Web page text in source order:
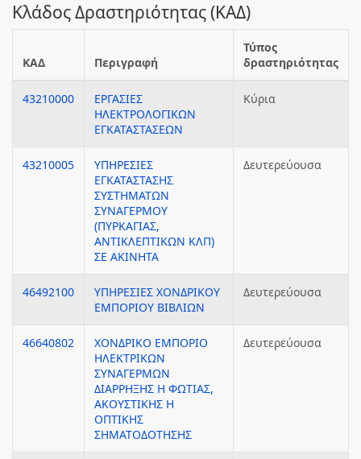
Κλάδος Δραστηριότητας (ΚΑΔ)
ΚΑΔ Περιγραφή
Τύπος
δραστηριότητας
43210000
ΕΡΓΑΣΙΕΣ
ΗΛΕΚΤΡΟΛΟΓΙΚΩΝ
ΕΓΚΑΤΑΣΤΑΣΕΩΝ
Κύρια
43210005
ΥΠΗΡΕΣΙΕΣ
ΕΓΚΑΤΑΣΤΑΣΗΣ
ΣΥΣΤΗΜΑΤΩΝ
ΣΥΝΑΓΕΡΜΟΥ
(ΠΥΡΚΑΓΙΑΣ,
ΑΝΤΙΚΛΕΠΤΙΚΩΝ ΚΛΠ)
ΣΕ ΑΚΙΝΗΤΑ
Δευτερεύουσα
46492100
ΥΠΗΡΕΣΙΕΣ ΧΟΝΔΡΙΚΟΥ
ΕΜΠΟΡΙΟΥ ΒΙΒΛΙΩΝ
Δευτερεύουσα
46640802
ΧΟΝΔΡΙΚΟ ΕΜΠΟΡΙΟ
ΗΛΕΚΤΡΙΚΩΝ
ΣΥΝΑΓΕΡΜΩΝ
ΔΙΑΡΡΗΞΗΣ Η ΦΩΤΙΑΣ,
ΑΚΟΥΣΤΙΚΗΣ Η
ΟΠΤΙΚΗΣ
ΣΗΜΑΤΟΔΟΤΗΣΗΣ
Δευτερεύουσα